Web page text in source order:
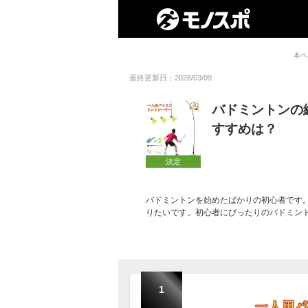
本
最終更新日：2026/03/09
決定
バドミントンの
すすめは？
バドミントンを始めたばかりの初心者です
りたいです。初心者にぴったりのバドミン
1